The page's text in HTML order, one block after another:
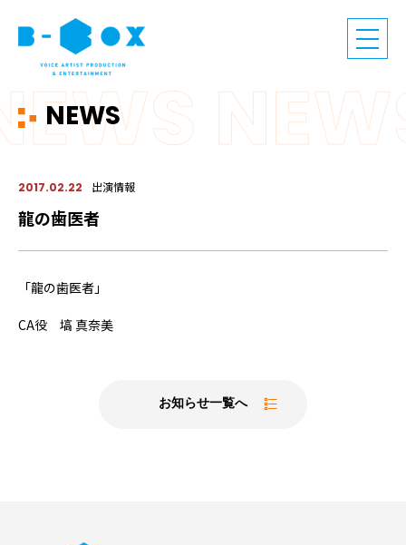
NEWS
2017.02.22 出演情報
龍の歯医者
「龍の歯医者」
CA役 塙 真奈美
お知らせ一覧へ